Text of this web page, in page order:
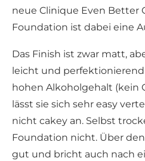
neue Clinique Even Better
Foundation ist dabei eine
Das Finish ist zwar matt,
leicht und
hohen Alkoholgehalt (kein
lässt sie sich sehr easy
nicht cakey an. Selbst
Foundation nicht. Über
gut und bricht auch nach